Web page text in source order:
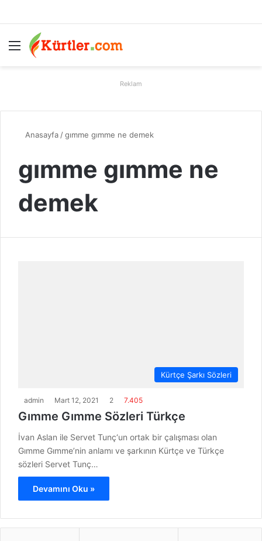
Menü
Reklam
Anasayfa /gımme gımme ne demek
gımme gımme ne
demek
Kürtçe Şarkı Sözleri
admin Mart 12, 2021 2 7.405
Gımme Gımme Sözleri Türkçe
İvan Aslan ile Servet Tunç‘un ortak bir çalışması olan
Gımme Gımme’nin anlamı ve şarkının Kürtçe ve Türkçe
sözleri Servet Tunç…
Devamını Oku »